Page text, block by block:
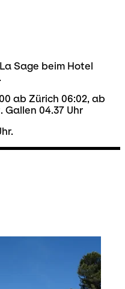
Sage beim Hotel
ab Zürich 06:02, ab
Gallen 04.37 Uhr